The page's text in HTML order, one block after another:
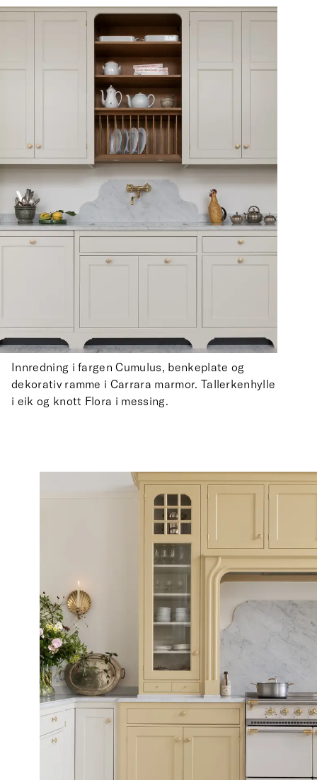
Innredning i fargen Cumulus, benkeplate og
dekorativ ramme i Carrara marmor. Tallerkenhylle
i eik og knott Flora i messing.